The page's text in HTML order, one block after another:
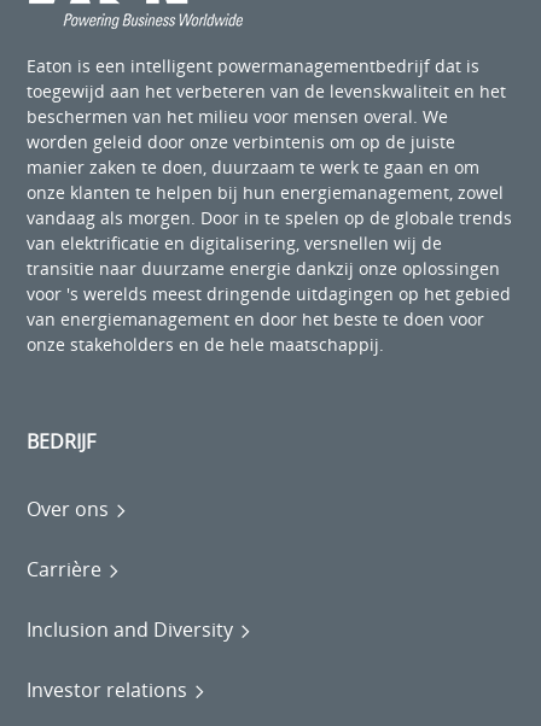
Eaton is een intelligent powermanagementbedrijf dat is
toegewijd aan het verbeteren van de levenskwaliteit en het
beschermen van het milieu voor mensen overal. We
worden geleid door onze verbintenis om op de juiste
manier zaken te doen, duurzaam te werk te gaan en om
onze klanten te helpen bij hun energiemanagement, zowel
vandaag als morgen. Door in te spelen op de globale trends
van elektrificatie en digitalisering, versnellen wij de
transitie naar duurzame energie dankzij onze oplossingen
voor 's werelds meest dringende uitdagingen op het gebied
van energiemanagement en door het beste te doen voor
onze stakeholders en de hele maatschappij.
BEDRIJF
Over ons
Carrière
Inclusion and Diversity
Investor relations